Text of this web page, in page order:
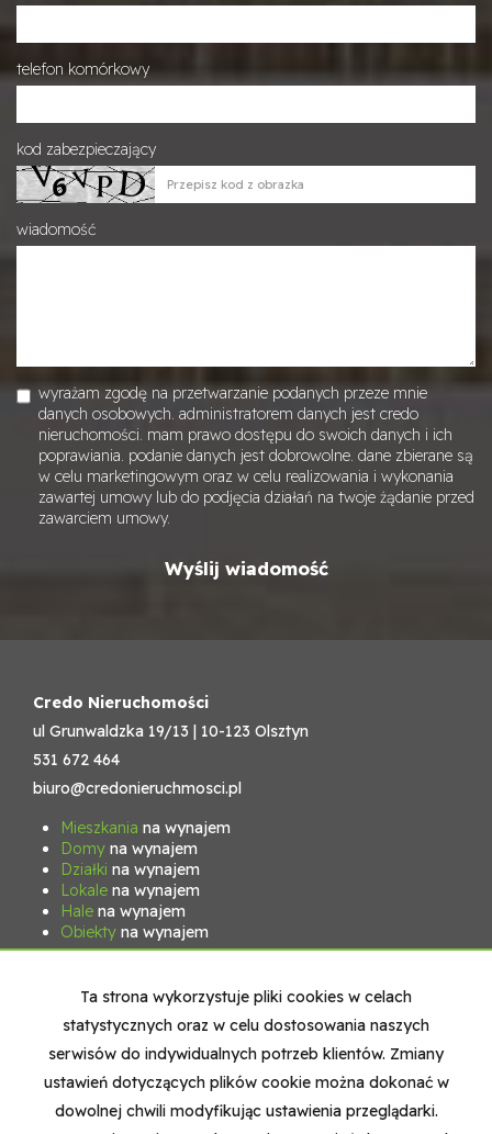
telefon komórkowy
kod zabezpieczający
wiadomość
wyrażam zgodę na przetwarzanie podanych przeze mnie
danych osobowych. administratorem danych jest credo
nieruchomości. mam prawo dostępu do swoich danych i ich
poprawiania. podanie danych jest dobrowolne. dane zbierane są
w celu marketingowym oraz w celu realizowania i wykonania
zawartej umowy lub do podjęcia działań na twoje żądanie przed
zawarciem umowy.
Credo Nieruchomości
ul Grunwaldzka 19/13 | 10-123 Olsztyn
531 672 464
biuro@credonieruchmosci.pl
Mieszkania na wynajem
Domy na wynajem
Działki na wynajem
Lokale na wynajem
Hale na wynajem
Obiekty na wynajem
Domyna sprzedaż
na sprzedaż
Lokalena sprzedaż
Halena sprzedaż
Obiekty
na sprzedaż
Strona główna Nasz zespół Kup Sprzedaj
Ta strona wykorzystuje pliki cookies w celach
statystycznych oraz w celu dostosowania naszych
serwisów do indywidualnych potrzeb klientów. Zmiany
ustawień dotyczących plików cookie można dokonać w
dowolnej chwili modyfikując ustawienia przeglądarki.